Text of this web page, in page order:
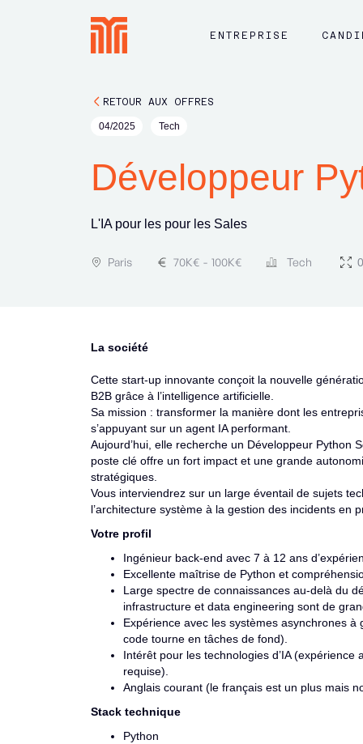
ENTREPRISE
RETOUR AUX OFFRES
04/2025 Tech
Développeur
L'IA pour les pour les Sales
Paris 70K€ - 100K€ Tech
La société
Cette start-up innovante conçoit la nouvelle
B2B grâce à l’intelligence artificielle.
Sa mission : transformer la manière dont les
s’appuyant sur un agent IA performant.
Aujourd’hui, elle recherche un Développeur Python
poste clé offre un fort impact et une grande
stratégiques.
Vous interviendrez sur un large éventail de sujets
l’architecture système à la gestion des incidents en
Votre profil
Ingénieur back-end avec 7 à 12 ans
Excellente maîtrise de Python et
Large spectre de connaissances au-delà du
infrastructure et data engineering sont de
Expérience avec les systèmes asynchrones
code tourne en tâches de fond).
Intérêt pour les technologies d’IA (expérience
requise).
Anglais courant (le français est un plus mais
Stack technique
Python